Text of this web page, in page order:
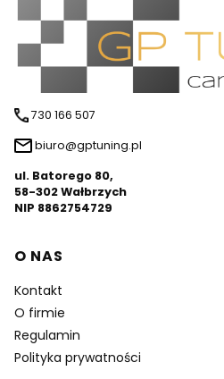
730 166 507
biuro@gptuning.pl
ul. Batorego 80,
58-302 Wałbrzych
NIP 8862754729
Linki w stopce
O NAS
Kontakt
O firmie
Regulamin
Polityka prywatności